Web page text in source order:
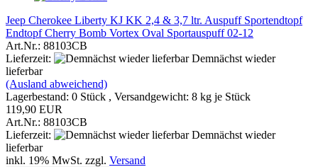
Jeep Cherokee Liberty KJ KK 2,4 & 3,7 ltr. Auspuff Sportendtopf
Endtopf Cherry Bomb Vortex Oval Sportauspuff 02-12
Art.Nr.: 88103CB
Lieferzeit:
Demnächst wieder
lieferbar
(Ausland abweichend)
Lagerbestand: 0 Stück , Versandgewicht: 8 kg je Stück
119,90 EUR
Art.Nr.: 88103CB
Lieferzeit:
Demnächst wieder
lieferbar
inkl. 19% MwSt. zzgl. Versand